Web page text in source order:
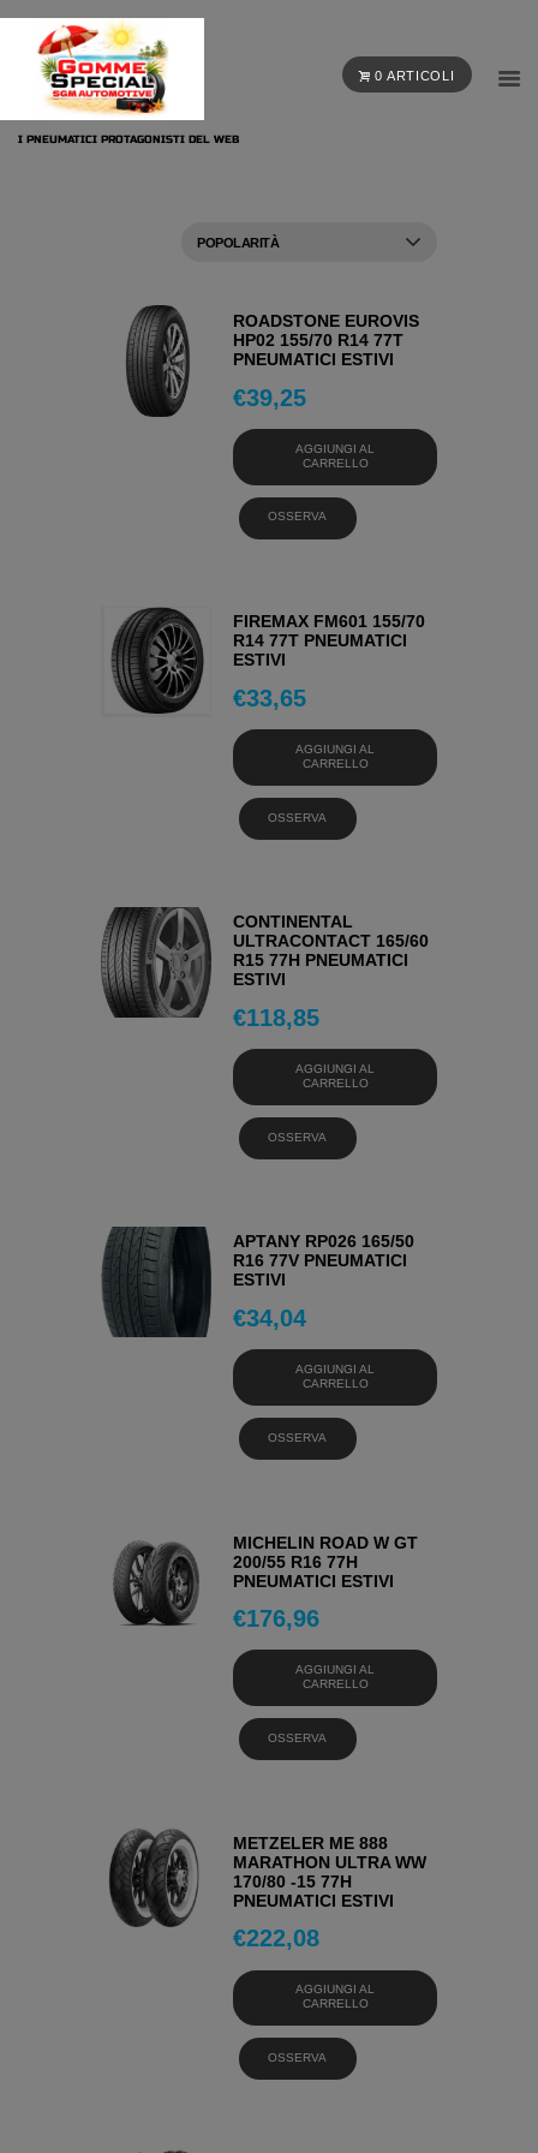
0 ARTICOLI
I PNEUMATICI PROTAGONISTI DEL WEB
ROADSTONE EUROVIS
HP02 155/70 R14 77T
PNEUMATICI ESTIVI
€39,25
AGGIUNGI AL
CARRELLO
OSSERVA
FIREMAX FM601 155/70
R14 77T PNEUMATICI
ESTIVI
€33,65
AGGIUNGI AL
CARRELLO
OSSERVA
CONTINENTAL
ULTRACONTACT 165/60
R15 77H PNEUMATICI
ESTIVI
€118,85
AGGIUNGI AL
CARRELLO
OSSERVA
APTANY RP026 165/50
R16 77V PNEUMATICI
ESTIVI
€34,04
AGGIUNGI AL
CARRELLO
OSSERVA
MICHELIN ROAD W GT
200/55 R16 77H
PNEUMATICI ESTIVI
€176,96
AGGIUNGI AL
CARRELLO
OSSERVA
METZELER ME 888
MARATHON ULTRA WW
170/80 -15 77H
PNEUMATICI ESTIVI
€222,08
AGGIUNGI AL
CARRELLO
OSSERVA